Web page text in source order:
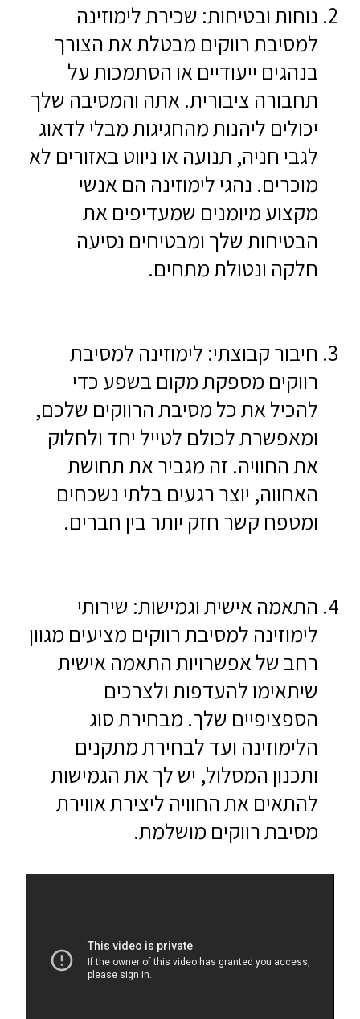
נוחות ובטיחות: שכירת לימוזינה
למסיבת רווקים מבטלת את הצורך
בנהגים ייעודיים או הסתמכות על
תחבורה ציבורית. אתה והמסיבה שלך
יכולים ליהנות מהחגיגות מבלי לדאוג
לגבי חניה, תנועה או ניווט באזורים לא
מוכרים. נהגי לימוזינה הם אנשי
מקצוע מיומנים שמעדיפים את
הבטיחות שלך ומבטיחים נסיעה
חלקה ונטולת מתחים.
חיבור קבוצתי: לימוזינה למסיבת
רווקים מספקת מקום בשפע כדי
להכיל את כל מסיבת הרווקים שלכם,
ומאפשרת לכולם לטייל יחד ולחלוק
את החוויה. זה מגביר את תחושת
האחווה, יוצר רגעים בלתי נשכחים
ומטפח קשר חזק יותר בין חברים.
התאמה אישית וגמישות: שירותי
לימוזינה למסיבת רווקים מציעים מגוון
רחב של אפשרויות התאמה אישית
שיתאימו להעדפות ולצרכים
הספציפיים שלך. מבחירת סוג
הלימוזינה ועד לבחירת מתקנים
ותכנון המסלול, יש לך את הגמישות
להתאים את החוויה ליצירת אווירת
מסיבת רווקים מושלמת.